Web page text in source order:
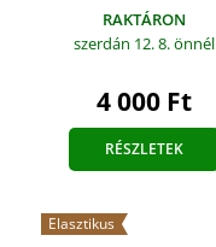
RAKTÁRON
szerdán 12. 8.önnél
4 000 Ft
RÉSZLETEK
Elasztikus